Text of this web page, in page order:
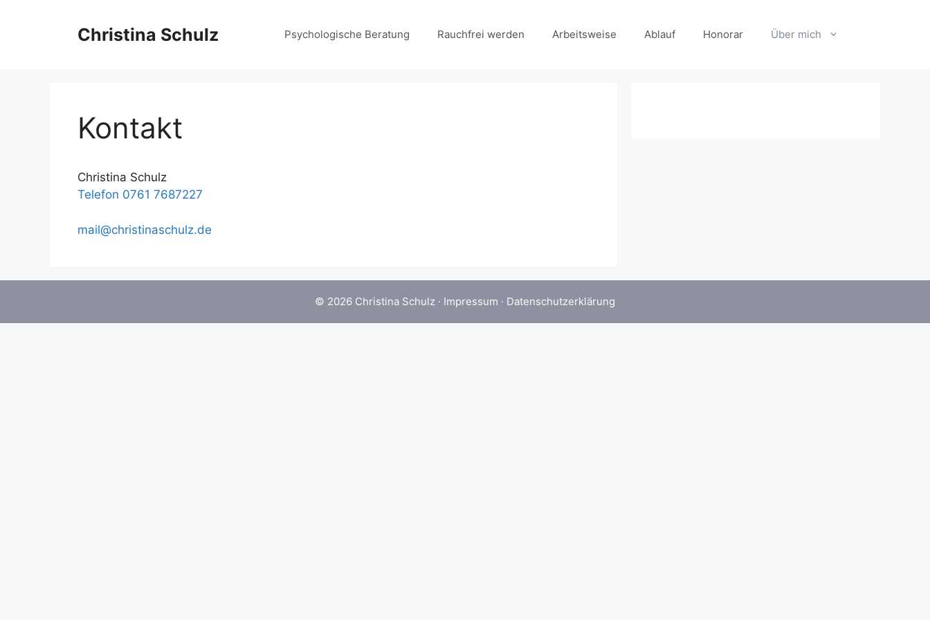
Christina Schulz Psychologische Beratung Rauchfrei werden Arbeitsweise Ablauf Honorar Über mich
Kontakt
Christina Schulz
Telefon 0761 7687227
mail@christinaschulz.de
© 2026 Christina Schulz · Impressum · Datenschutzerklärung